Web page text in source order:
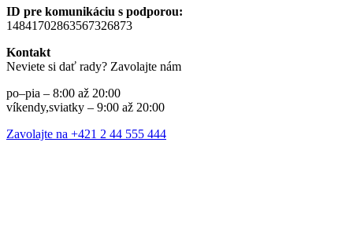
ID pre komunikáciu s podporou:
14841702863567326873
Kontakt
Neviete si dať rady? Zavolajte nám
po–pia – 8:00 až 20:00
víkendy,sviatky – 9:00 až 20:00
Zavolajte na +421 2 44 555 444